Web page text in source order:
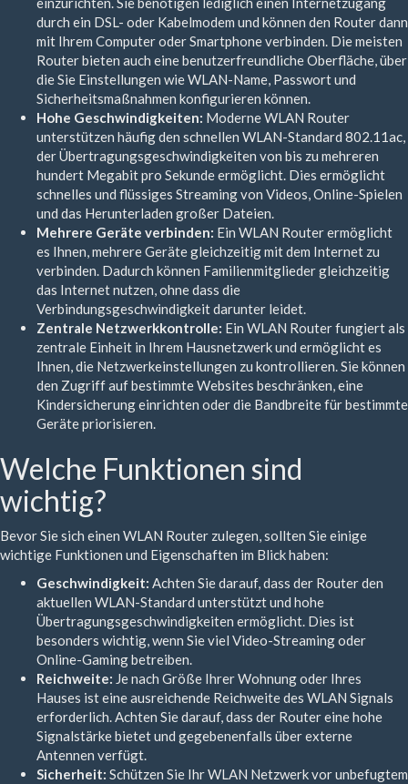
durch ein DSL- oder Kabelmodem und können den Router dann
mit Ihrem Computer oder Smartphone verbinden. Die meisten
Router bieten auch eine benutzerfreundliche Oberfläche, über
die Sie Einstellungen wie WLAN-Name, Passwort und
Sicherheitsmaßnahmen konfigurieren können.
Hohe Geschwindigkeiten: Moderne WLAN Router
unterstützen häufig den schnellen WLAN-Standard 802.11ac,
der Übertragungsgeschwindigkeiten von bis zu mehreren
hundert Megabit pro Sekunde ermöglicht. Dies ermöglicht
schnelles und flüssiges Streaming von Videos, Online-Spielen
und das Herunterladen großer Dateien.
Mehrere Geräte verbinden: Ein WLAN Router ermöglicht
es Ihnen, mehrere Geräte gleichzeitig mit dem Internet zu
verbinden. Dadurch können Familienmitglieder gleichzeitig
das Internet nutzen, ohne dass die
Verbindungsgeschwindigkeit darunter leidet.
Zentrale Netzwerkkontrolle: Ein WLAN Router fungiert als
zentrale Einheit in Ihrem Hausnetzwerk und ermöglicht es
Ihnen, die Netzwerkeinstellungen zu kontrollieren. Sie können
den Zugriff auf bestimmte Websites beschränken, eine
Kindersicherung einrichten oder die Bandbreite für bestimmte
Geräte priorisieren.
Welche Funktionen sind
wichtig?
Bevor Sie sich einen WLAN Router zulegen, sollten Sie einige
wichtige Funktionen und Eigenschaften im Blick haben:
Geschwindigkeit: Achten Sie darauf, dass der Router den
aktuellen WLAN-Standard unterstützt und hohe
Übertragungsgeschwindigkeiten ermöglicht. Dies ist
besonders wichtig, wenn Sie viel Video-Streaming oder
Online-Gaming betreiben.
Reichweite: Je nach Größe Ihrer Wohnung oder Ihres
Hauses ist eine ausreichende Reichweite des WLAN Signals
erforderlich. Achten Sie darauf, dass der Router eine hohe
Signalstärke bietet und gegebenenfalls über externe
Antennen verfügt.
Sicherheit: Schützen Sie Ihr WLAN Netzwerk vor unbefugtem